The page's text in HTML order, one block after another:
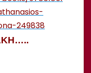
249838